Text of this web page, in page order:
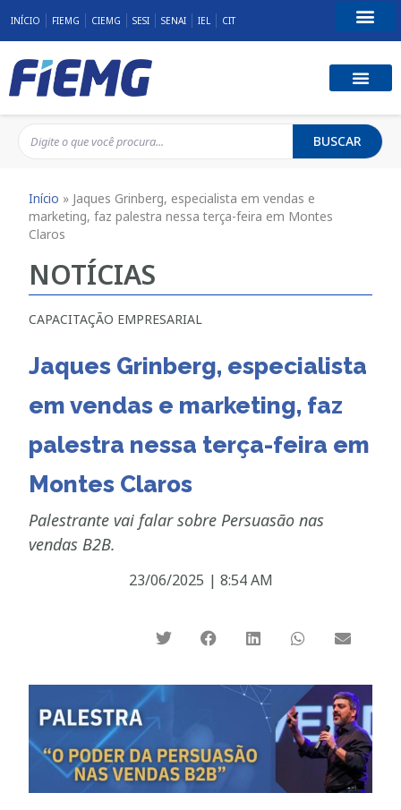
INÍCIO FIEMG CIEMG SESI SENAI IEL CIT
BUSCAR
Início » Jaques Grinberg, especialista em vendas e
marketing, faz palestra nessa terça-feira em Montes
Claros
NOTÍCIAS
CAPACITAÇÃO EMPRESARIAL
Jaques Grinberg, especialista
em vendas e marketing, faz
palestra nessa terça-feira em
Montes Claros
Palestrante vai falar sobre Persuasão nas
vendas B2B.
23/06/2025 | 8:54 AM